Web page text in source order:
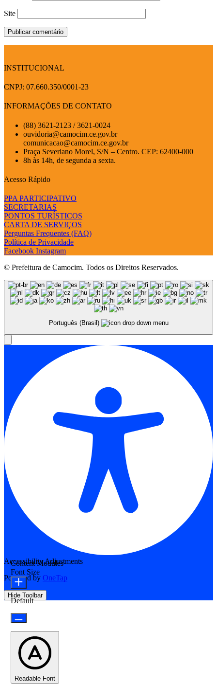
Site
INSTITUCIONAL
CNPJ: 07.660.350/0001-23
INFORMAÇÕES DE CONTATO
(88) 3621-2123 / 3621-0024
ouvidoria@camocim.ce.gov.br
comunicacao@camocim.ce.gov.br
Praça Severiano Morel, S/N – Centro. CEP: 62400-000
8h às 14h, de segunda a sexta.
Acesso Rápido
PPA PARTICIPATIVO
SECRETARIAS
PONTOS TURÍSTICOS
CARTA DE SERVIÇOS
Perguntas Frequentes (FAQ)
Política de Privacidade
Facebook Instagram
© Prefeitura de Camocim. Todos os Direitos Reservados.
Português (Brasil)
Accessibility Adjustments
Powered by OneTap
Hide Toolbar
Content Modules
Font Size
Default
Readable Font